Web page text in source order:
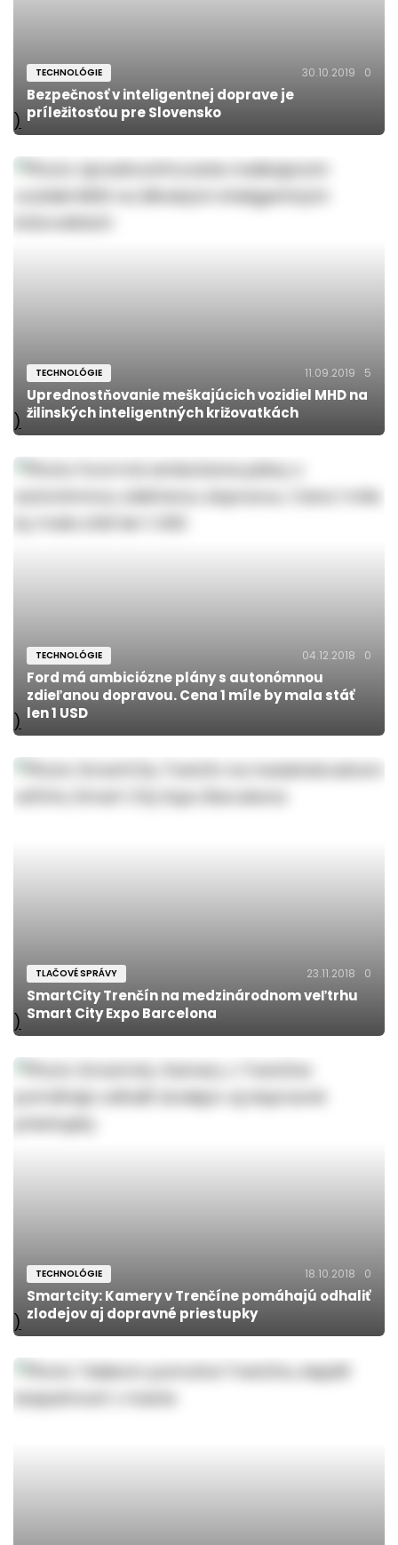
)
TECHNOLÓGIE 30.10.2019 0
Bezpečnosť v inteligentnej doprave je
príležitosťou pre Slovensko
)
TECHNOLÓGIE 11.09.2019 5
Uprednostňovanie meškajúcich vozidiel MHD na
žilinských inteligentných križovatkách
)
TECHNOLÓGIE 04.12.2018 0
Ford má ambiciózne plány s autonómnou
zdieľanou dopravou. Cena 1 míle by mala stáť
len 1 USD
)
TLAČOVÉ SPRÁVY 23.11.2018 0
SmartCity Trenčín na medzinárodnom veľtrhu
Smart City Expo Barcelona
)
TECHNOLÓGIE 18.10.2018 0
Smartcity: Kamery v Trenčíne pomáhajú odhaliť
zlodejov aj dopravné priestupky